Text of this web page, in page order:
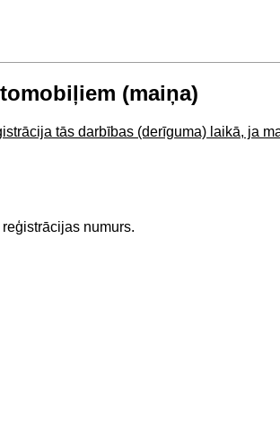
(maiņa)
tās darbības (derīguma) laikā, ja
numurs.